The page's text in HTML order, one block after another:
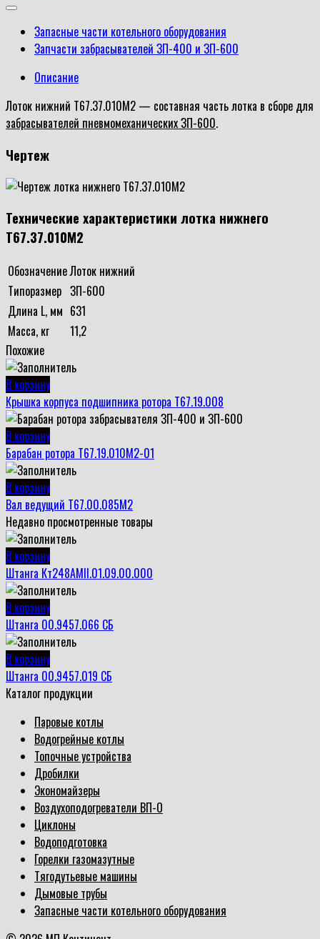
Т67.37.010М2
Запасные части котельного оборудования
Запчасти забрасывателей ЗП-400 и ЗП-600
Описание
Лоток нижний Т67.37.010М2 — составная часть лотка в сборе для
забрасывателей пневмомеханических ЗП-600.
Чертеж
Технические характеристики лотка нижнего
Т67.37.010М2
ОбозначениеЛоток нижний
Типоразмер ЗП-600
Длина L, мм 631
Масса, кг
11,2
Похожие
В корзину
Крышка корпуса подшипника ротора Т67.19.008
В корзину
Барабан ротора Т67.19.010М2-01
В корзину
Вал ведущий Т67.00.085М2
Недавно просмотренные товары
В корзину
Штанга Кт248АМII.01.09.00.000
В корзину
Штанга 00.9457.066 СБ
В корзину
Штанга 00.9457.019 СБ
Каталог продукции
Паровые котлы
Водогрейные котлы
Топочные устройства
Дробилки
Экономайзеры
Воздухоподогреватели ВП-О
Циклоны
Водоподготовка
Горелки газомазутные
Тягодутьевые машины
Дымовые трубы
Запасные части котельного оборудования